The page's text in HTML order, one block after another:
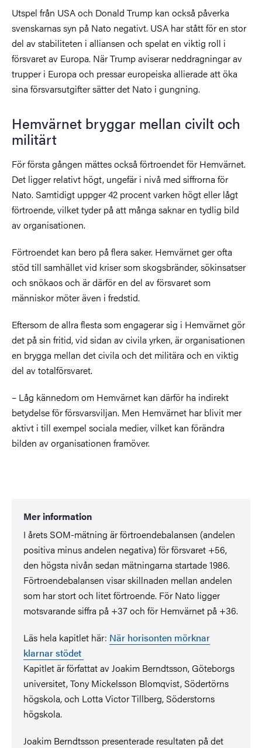
Utspel från USA och Donald Trump kan också påverka
svenskarnas syn på Nato negativt. USA har stått för en stor
del av stabiliteten i alliansen och spelat en viktig roll i
försvaret av Europa. När Trump aviserar neddragningar av
trupper i Europa och pressar europeiska allierade att öka
sina försvarsutgifter sätter det Nato i gungning.
Hemvärnet bryggar mellan civilt och
militärt
För första gången mättes också förtroendet för Hemvärnet.
Det ligger relativt högt, ungefär i nivå med siffrorna för
Nato. Samtidigt uppger 42 procent varken högt eller lågt
förtroende, vilket tyder på att många saknar en tydlig bild
av organisationen.
Förtroendet kan bero på flera saker. Hemvärnet ger ofta
stöd till samhället vid kriser som skogsbränder, sökinsatser
och snökaos och är därför en del av försvaret som
människor möter även i fredstid.
Eftersom de allra flesta som engagerar sig i Hemvärnet gör
det på sin fritid, vid sidan av civila yrken, är organisationen
en brygga mellan det civila och det militära och en viktig
del av totalförsvaret.
– Låg kännedom om Hemvärnet kan därför ha indirekt
betydelse för försvarsviljan. Men Hemvärnet har blivit mer
aktivt i till exempel sociala medier, vilket kan förändra
bilden av organisationen framöver.
Mer information
I årets SOM-mätning är förtroendebalansen (andelen
positiva minus andelen negativa) för försvaret +56,
den högsta nivån sedan mätningarna startade 1986.
Förtroendebalansen visar skillnaden mellan andelen
som har stort och litet förtroende. För Nato ligger
motsvarande siffra på +37 och för Hemvärnet på +36.
Läs hela kapitlet här: När horisonten mörknar
klarnar stödet
Kapitlet är författat av Joakim Berndtsson, Göteborgs
universitet, Tony Mickelsson Blomqvist, Södertörns
högskola, och Lotta Victor Tillberg, Söderstorns
högskola.
Joakim Berndtsson presenterade resultaten på det